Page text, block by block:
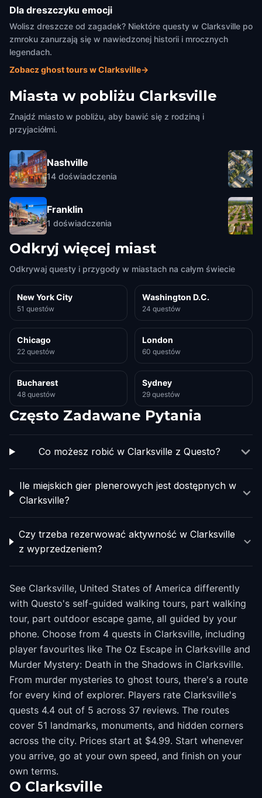
Dla dreszczyku emocji
Wolisz dreszcze od zagadek? Niektóre questy w Clarksville po
zmroku zanurzają się w nawiedzonej historii i mrocznych
legendach.
Zobacz ghost tours w Clarksville→
Miasta w pobliżu Clarksville
Znajdź miasto w pobliżu, aby bawić się z rodziną i
przyjaciółmi.
Nashville
14 doświadczenia
Franklin
1 doświadczenia
Odkryj więcej miast
Odkrywaj questy i przygody w miastach na całym świecie
New York City
51 questów
Washington D.C.
24 questów
Chicago
22 questów
London
60 questów
Bucharest
48 questów
Sydney
29 questów
Często Zadawane Pytania
Co możesz robić w Clarksville z Questo?
Ile miejskich gier plenerowych jest dostępnych w
Clarksville?
Czy trzeba rezerwować aktywność w Clarksville
z wyprzedzeniem?
See Clarksville, United States of America differently
with Questo's self-guided walking tours, part walking
tour, part outdoor escape game, all guided by your
phone. Choose from 4 quests in Clarksville, including
player favourites like The Oz Escape in Clarksville and
Murder Mystery: Death in the Shadows in Clarksville.
From murder mysteries to ghost tours, there's a route
for every kind of explorer. Players rate Clarksville's
quests 4.4 out of 5 across 37 reviews. The routes
cover 51 landmarks, monuments, and hidden corners
across the city. Prices start at $4.99. Start whenever
you arrive, go at your own speed, and finish on your
own terms.
O Clarksville